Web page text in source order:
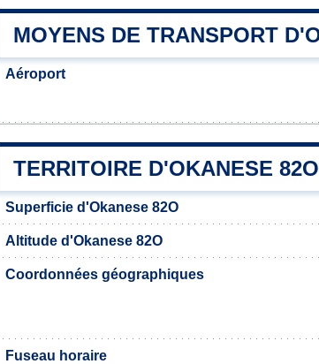
MOYENS DE TRANSPORT
Aéroport
TERRITOIRE D'OKANESE 82O
Superficie d'Okanese 82O
Altitude d'Okanese 82O
Coordonnées géographiques
Fuseau horaire